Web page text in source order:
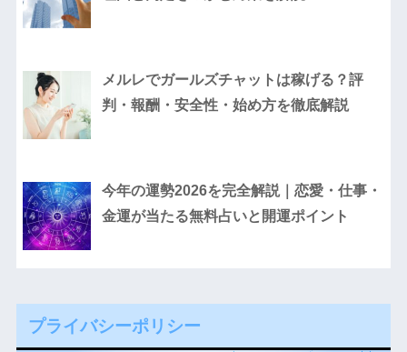
メルレでガールズチャットは稼げる？評
判・報酬・安全性・始め方を徹底解説
今年の運勢2026を完全解説｜恋愛・仕事・
金運が当たる無料占いと開運ポイント
プライバシーポリシー